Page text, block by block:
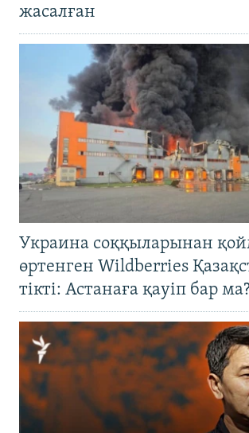
жасалған
Украина соққыларынан
өртенген Wildberries
тікті: Астанаға қауіп бар ма?